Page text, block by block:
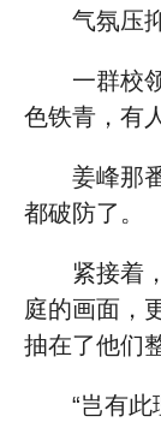
气氛压
一群校
色铁青，有
姜峰那
都破防了。
紧接着
庭的画面，
抽在了他们
“岂有此